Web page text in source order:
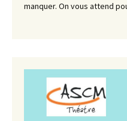
manquer. On vous attend